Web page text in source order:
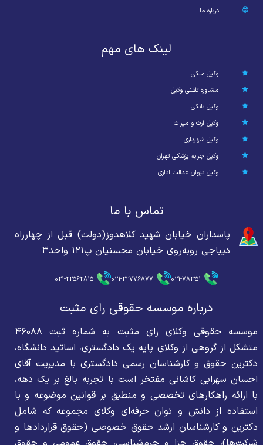
درباره ما
لینک های مهم
وکیل ملکی
مشاوره تلفنی وکیل
وکیل بانکی
وکیل ارث و میراث
وکیل شهرداری
وکیل جرایم پزشکی تهران
وکیل دیوان عدالت اداری
تماس با ما
پاسداران خیابان شهید کلاهدوز(دولت) قبل از چهارراه
دیباجی روبه‌روی خیابان محسنیان پ۱۲۱ واحد۳
021-78351
021-22776877
021-22562815
درباره موسسه حقوقی رای مثبت
موسسه حقوقی وکلای رای مثبت به شماره ثبت ۴۶۰۸۸
متشکل از گروهی از وکلای پایه یک دادگستری، اساتید دانشگاه،
دکترین حقوق و کارشناسان رسمی دادگستری با مدیریت آقای
احسان سهرابی کاشانی مفتخر است با تجربه بالغ بر یک دهه،
با ارائه راهکارهای تخصصی و منطبق بر قوانین موضوعه و با
استفاده از دانش و توان حرفه‌ای وکلای مجموعه که شامل
دکترین و کارشناسان ارشد حقوق خصوصی (حقوق قراردادها و